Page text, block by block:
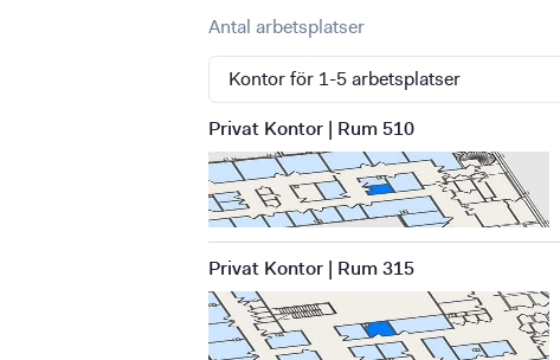
Antal arbetsplatser
Privat Kontor | Rum 510
Privat Kontor | Rum 315